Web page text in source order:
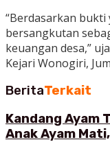
“Berdasarkan
bersangkutan
keuangan desa,”
Kejari Wonogiri,
BeritaTerkait
Kandang Ayam
Anak Ayam